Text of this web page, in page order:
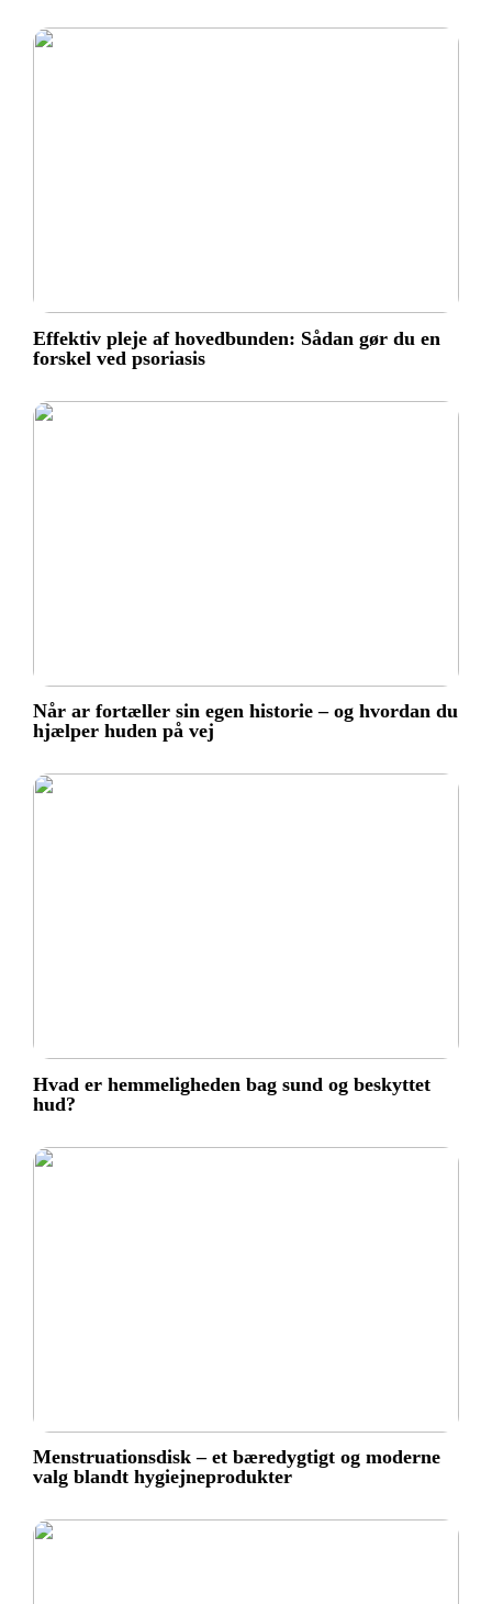
Effektiv pleje af hovedbunden: Sådan gør du en
forskel ved psoriasis
Når ar fortæller sin egen historie – og hvordan du
hjælper huden på vej
Hvad er hemmeligheden bag sund og beskyttet
hud?
Menstruationsdisk – et bæredygtigt og moderne
valg blandt hygiejneprodukter